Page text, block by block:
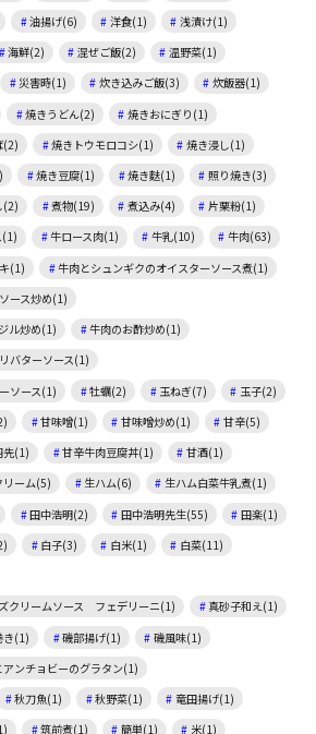
油揚げ(6) 洋食(1)
浅漬け(1)
海鮮(2) 混ぜご飯(2)
温野菜(1)
災害時(1) 炊き込みご飯(3)
炊飯器(1)
焼きうどん(2)
焼きおにぎり(1)
(2) 焼きトウモロコシ(1)
焼き浸し(1)
焼き豆腐(1) 焼き麩(1)
照り焼き(3)
(2) 煮物(19) 煮込み(4)
片栗粉(1)
(1) 牛ロース肉(1) 牛乳(10)
牛肉(63)
(1)
牛肉とシュンギクのオイスターソース煮(1)
ース炒め(1)
ル炒め(1)
牛肉のお酢炒め(1)
バターソース(1)
ソース(1)
牡蠣(2) 玉ねぎ(7)
玉子(2)
甘味噌(1) 甘味噌炒め(1)
甘辛(5)
先(1) 甘辛牛肉豆腐丼(1)
甘酒(1)
リーム(5) 生ハム(6)
生ハム白菜牛乳煮(1)
田中浩明(2) 田中浩明先生(55)
田楽(1)
白子(3) 白米(1)
白菜(11)
クリームソース フェデリーニ(1)
真砂子和え(1)
き(1) 磯部揚げ(1)
磯風味(1)
アンチョビーのグラタン(1)
秋刀魚(1) 秋野菜(1)
竜田揚げ(1)
筑前煮(1) 簡単(1) 米(1)